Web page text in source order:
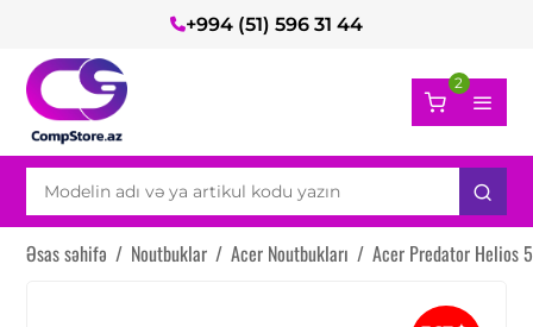
+994 (51) 596 31 44
2
Əsas səhifə / Noutbuklar / Acer Noutbukları / Acer Predator Helios